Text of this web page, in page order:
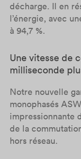
décharge. Il en
l’énergie, avec
à 94,7 %.
Une vitesse de
milliseconde
Notre nouvelle
monophasés
impressionnante
de la
hors réseau.